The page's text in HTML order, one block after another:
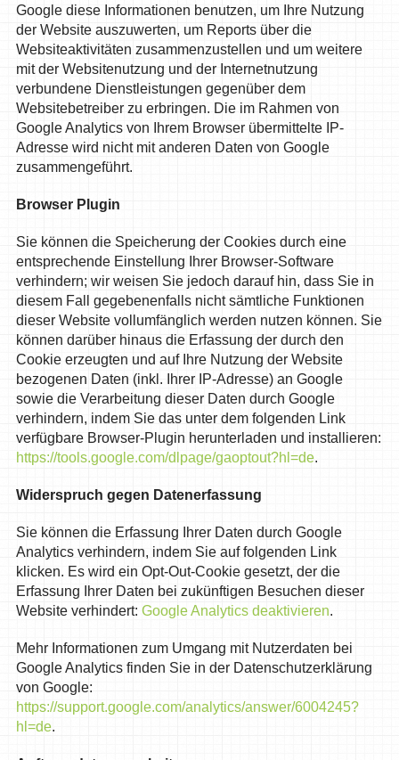
Google diese Informationen benutzen, um Ihre Nutzung
der Website auszuwerten, um Reports über die
Websiteaktivitäten zusammenzustellen und um weitere
mit der Websitenutzung und der Internetnutzung
verbundene Dienstleistungen gegenüber dem
Websitebetreiber zu erbringen. Die im Rahmen von
Google Analytics von Ihrem Browser übermittelte IP-
Adresse wird nicht mit anderen Daten von Google
zusammengeführt.
Browser Plugin
Sie können die Speicherung der Cookies durch eine
entsprechende Einstellung Ihrer Browser-Software
verhindern; wir weisen Sie jedoch darauf hin, dass Sie in
diesem Fall gegebenenfalls nicht sämtliche Funktionen
dieser Website vollumfänglich werden nutzen können. Sie
können darüber hinaus die Erfassung der durch den
Cookie erzeugten und auf Ihre Nutzung der Website
bezogenen Daten (inkl. Ihrer IP-Adresse) an Google
sowie die Verarbeitung dieser Daten durch Google
verhindern, indem Sie das unter dem folgenden Link
verfügbare Browser-Plugin herunterladen und installieren:
https://tools.google.com/dlpage/gaoptout?hl=de.
Widerspruch gegen Datenerfassung
Sie können die Erfassung Ihrer Daten durch Google
Analytics verhindern, indem Sie auf folgenden Link
klicken. Es wird ein Opt-Out-Cookie gesetzt, der die
Erfassung Ihrer Daten bei zukünftigen Besuchen dieser
Website verhindert: Google Analytics deaktivieren.
Mehr Informationen zum Umgang mit Nutzerdaten bei
Google Analytics finden Sie in der Datenschutzerklärung
von Google:
https://support.google.com/analytics/answer/6004245?
hl=de.